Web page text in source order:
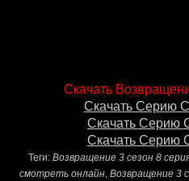
Скачать
Скачать Серию
Скачать Серию
Скачать Серию
Теги: Возвращение 3 сезон 8
смотреть онлайн, Возвращение 3